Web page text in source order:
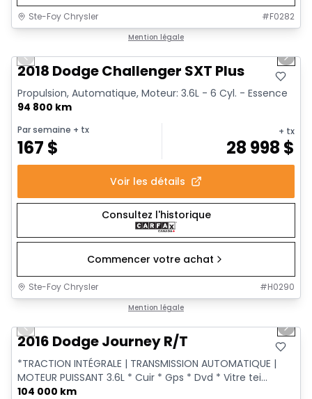
Ste-Foy Chrysler #F0282
Mention légale
Previous slide Next
2018 Dodge Challenger SXT Plus
Propulsion, Automatique, Moteur: 3.6L - 6 Cyl. - Essence
94 800 km
Par semaine + tx
167 $
+ tx
28 998 $
Voir les détails
Consultez l'historique
Commencer votre achat
Ste-Foy Chrysler #H0290
Mention légale
Previous slide Next
2016 Dodge Journey R/T
*TRACTION INTÉGRALE | TRANSMISSION AUTOMATIQUE |
MOTEUR PUISSANT 3.6L * Cuir * Gps * Dvd * Vitre tei...
104 000 km